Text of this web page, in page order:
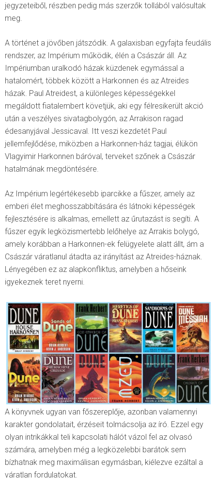
jegyzeteiből, részben pedig más szerzők tollából valósultak
meg.
A történet a jövőben játszódik. A galaxisban egyfajta feudális
rendszer, az Impérium működik, élén a Császár áll. Az
Impériumban uralkodó házak küzdenek egymással a
hatalomért, többek között a Harkonnen és az Atreides
házak. Paul Atreidest, a különleges képességekkel
megáldott fiatalembert követjük, aki egy félresikerült akció
után a veszélyes sivatagbolygón, az Arrakison ragad
édesanyjával Jessicaval. Itt veszi kezdetét Paul
jellemfejlődése, miközben a Harkonnen-ház tagjai, élükön
Vlagyimir Harkonnen báróval, terveket szőnek a Császár
hatalmának megdöntésére.
Az Impérium legértékesebb iparcikke a fűszer, amely az
emberi élet meghosszabbítására és látnoki képességek
fejlesztésére is alkalmas, emellett az űrutazást is segíti. A
fűszer egyik legközismertebb lelőhelye az Arrakis bolygó,
amely korábban a Harkonnen-ek felügyelete alatt állt, ám a
Császár váratlanul átadta az irányítást az Atreides-háznak.
Lényegében ez az alapkonfliktus, amelyben a hőseink
igyekeznek teret nyerni.
A könyvnek ugyan van főszereplője, azonban valamennyi
karakter gondolatait, érzéseit tolmácsolja az író. Ezzel egy
olyan intrikákkal teli kapcsolati hálót vázol fel az olvasó
számára, amelyben még a legközelebbi barátok sem
bízhatnak meg maximálisan egymásban, kiélezve ezáltal a
váratlan fordulatokat.